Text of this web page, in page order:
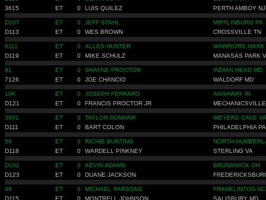
3615
ET 0 LUIS QUILEZ PERTH AMBOY NJ
D107 ET 0 JEFF STAHL
MIFFLINBURG PA
D113
ET 0 WES BROWN CROSSVILLE TN
6111 ET 0 ALLEN HUNTER
WARRIORS MARK
D119
ET 0 MIKE SCHULZ MANASAS PARK
91 ET 0 SHAYNE PROCTOR
INDIAN HEAD MD
7126
ET 0 JOE CHANCIO WALDORF MD
10K ET 0 JOSEPH FERRARO
ASHAWAY RI
D121
ET 0 FRANCIS PROCTOR JR
3601 ET 0 TAYLOR DUNHAM
WEYERS CAVE VA
D111
ET 0 BART COLON PHILADELPHIA PA
56 ET 0 RICHIE BUNTING
NORTH
D118
ET 0 WARDELL PINKNEY STERLING VA
D102 ET 0 KEVIN ADAMS
BRUNSWICK OH
D123
ET 0 DUANE JACKSON
49 ET 0 MICHAEL PARSONS
FRANKLINTON NC
D115
ET 0 MONTRELL JOHNSON SALISBURY MD